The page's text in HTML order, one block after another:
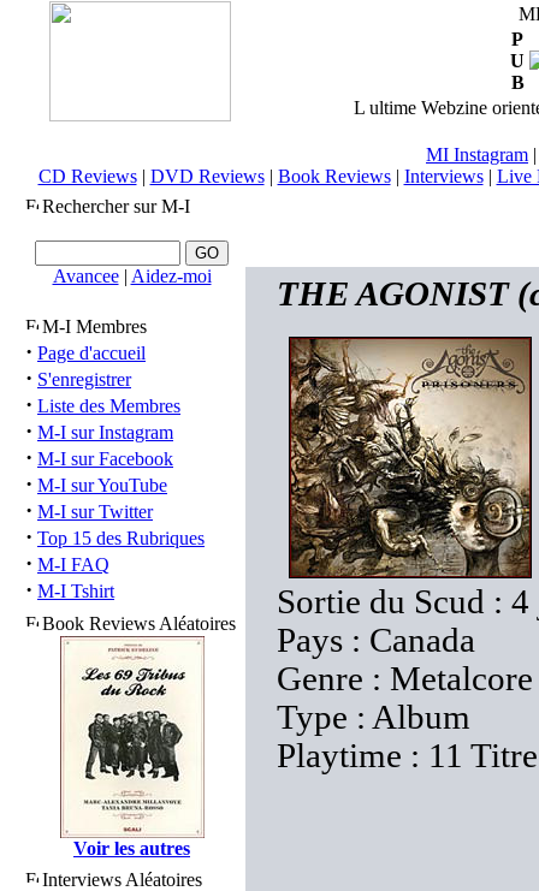
P
U
B
L ultime Webzine
MI Instagram
CD Reviews| DVD Reviews| Book Reviews| Interviews| Live
Rechercher sur M-I
Avancee| Aidez-moi
M-I Membres
· Page d'accueil
· S'enregistrer
· Liste des Membres
· M-I sur Instagram
· M-I sur Facebook
· M-I sur YouTube
· M-I sur Twitter
· Top 15 des Rubriques
· M-I FAQ
· M-I Tshirt
Book Reviews Aléatoires
Voir les autres
Interviews Aléatoires
THE AGONIST
Sortie du Scud :
Pays : Canada
Genre : Metalcore
Type : Album
Playtime : 11